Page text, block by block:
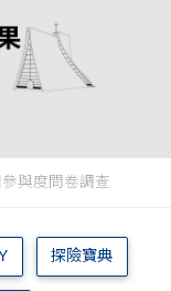
參與度問卷調查
探險寶典